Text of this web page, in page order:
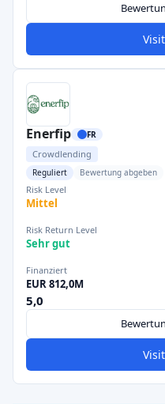
Enerfip FR
Crowdlending
Reguliert Bewertung abgeben
Risk Level
Mittel
Risk Return Level
Sehr gut
Finanziert
EUR 812,0M
5,0